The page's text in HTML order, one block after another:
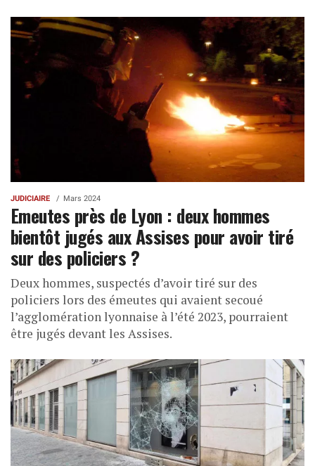
JUDICIAIRE Mars 2024
Emeutes près de Lyon : deux hommes
bientôt jugés aux Assises pour avoir tiré
sur des policiers ?
Deux hommes, suspectés d’avoir tiré sur des
policiers lors des émeutes qui avaient secoué
l’agglomération lyonnaise à l’été 2023, pourraient
être jugés devant les Assises.